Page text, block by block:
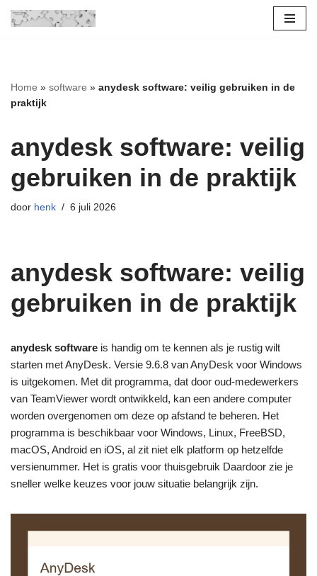
inhoud
Home » software » anydesk software: veilig gebruiken in de
praktijk
anydesk software: veilig
gebruiken in de praktijk
door henk 6 juli 2026
anydesk software: veilig
gebruiken in de praktijk
anydesk software is handig om te kennen als je rustig wilt
starten met AnyDesk. Versie 9.6.8 van AnyDesk voor Windows
is uitgekomen. Met dit programma, dat door oud-medewerkers
van TeamViewer wordt ontwikkeld, kan een andere computer
worden overgenomen om deze op afstand te beheren. Het
programma is beschikbaar voor Windows, Linux, FreeBSD,
macOS, Android en iOS, al zit niet elk platform op hetzelfde
versienummer. Het is gratis voor thuisgebruik Daardoor zie je
sneller welke keuzes voor jouw situatie belangrijk zijn.